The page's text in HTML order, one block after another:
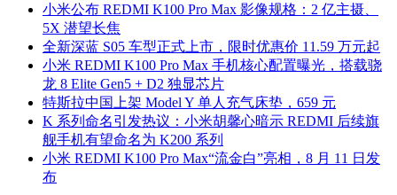
小米公布 REDMI K100 Pro Max 影像规格：2 亿主摄、
5X 潜望长焦
全新深蓝 S05 车型正式上市，限时优惠价 11.59 万元起
小米 REDMI K100 Pro Max 手机核心配置曝光，搭载骁
龙 8 Elite Gen5 + D2 独显芯片
特斯拉中国上架 Model Y 单人充气床垫，659 元
K 系列命名引发热议：小米胡馨心暗示 REDMI 后续旗
舰手机有望命名为 K200 系列
小米 REDMI K100 Pro Max“流金白”亮相，8 月 11 日发
布